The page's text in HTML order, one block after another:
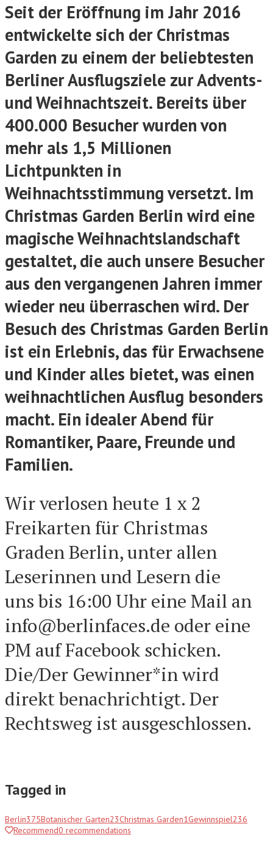
Seit der Eröffnung im Jahr 2016
entwickelte sich der Christmas
Garden zu einem der beliebtesten
Berliner Ausflugsziele zur Advents-
und Weihnachtszeit. Bereits über
400.000 Besucher wurden von
mehr als 1,5 Millionen
Lichtpunkten in
Weihnachtsstimmung versetzt. Im
Christmas Garden Berlin wird eine
magische Weihnachtslandschaft
gestaltet, die auch unsere Besucher
aus den vergangenen Jahren immer
wieder neu überraschen wird. Der
Besuch des Christmas Garden Berlin
ist ein Erlebnis, das für Erwachsene
und Kinder alles bietet, was einen
weihnachtlichen Ausflug besonders
macht. Ein idealer Abend für
Romantiker, Paare, Freunde und
Familien.
Wir verlosen heute 1 x 2
Freikarten für Christmas
Graden Berlin, unter allen
Leserinnen und Lesern die
uns bis 16:00 Uhr eine Mail an
info@berlinfaces.de oder eine
PM auf Facebook schicken.
Die/Der Gewinner*in wird
direkt benachrichtigt. Der
Rechtsweg ist ausgeschlossen.
Tagged in
Berlin375Botanischer Garten23Christmas Garden1Gewinnspiel236
Recommend0 recommendations